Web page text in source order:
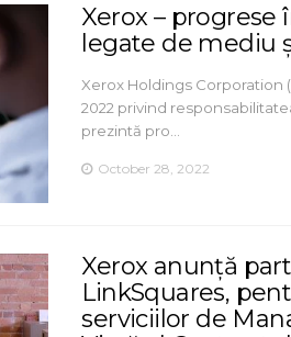
Xerox –
legate de mediu
Xerox Holdings Corporation
2022 privind
prezintă pro…
October 28, 2022
Xerox anunță
LinkSquares,
serviciilor de